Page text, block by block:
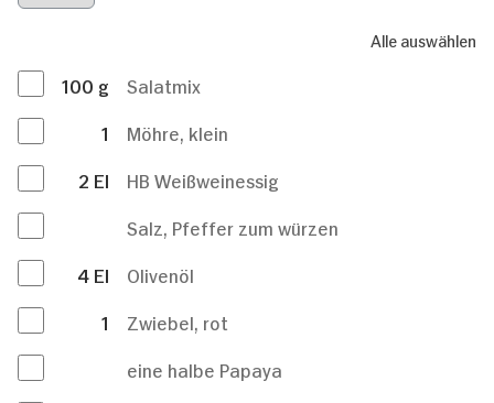
Alle auswählen
100 g
Salatmix
1
Möhre, klein
2 El
HB Weißweinessig
Salz, Pfeffer zum würzen
4 El
Olivenöl
1
Zwiebel, rot
eine halbe Papaya